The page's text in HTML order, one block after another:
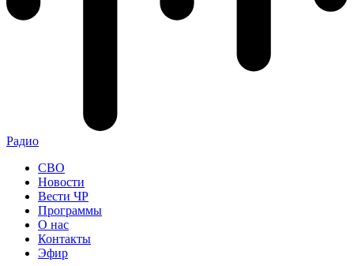
Радио
СВО
Новости
Вести ЧР
Программы
О нас
Контакты
Эфир